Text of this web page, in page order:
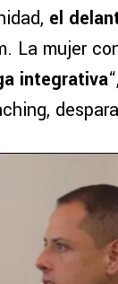
el
La mujer
integrativa